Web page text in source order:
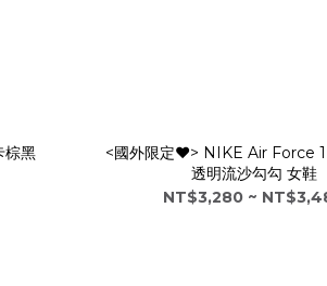
黑
<國外限定♥> NIKE Air Force 1
透明流沙勾勾 女鞋
NT$3,280 ~